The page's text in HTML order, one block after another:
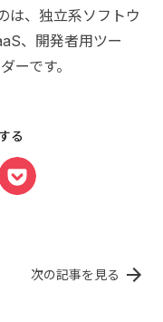
は、独立系ソフトウ
、開発者用ツー
ーです。
る
次の記事を見る